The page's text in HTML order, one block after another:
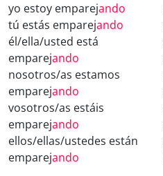
yo estoy emparejando
tú estás emparejando
él/ella/usted está
emparejando
nosotros/as estamos
emparejando
vosotros/as estáis
emparejando
ellos/ellas/ustedes están
emparejando